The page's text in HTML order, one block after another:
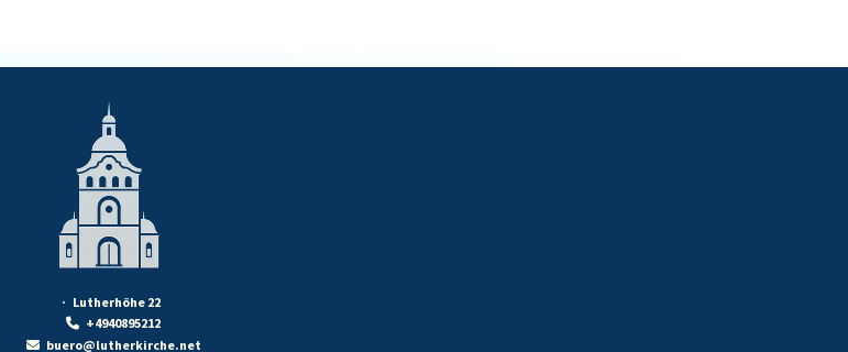
· Lutherhöhe 22
 +4940895212
buero@lutherkirche.net